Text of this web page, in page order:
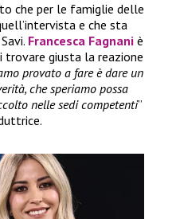
che per le famiglie delle
e che sta
Francesca Fagnani è
trovare giusta la reazione
provato a fare è dare un
che speriamo possa
nelle sedi competenti”